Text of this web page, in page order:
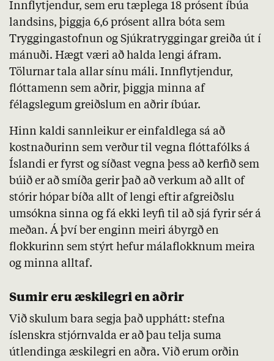
Innflytjendur, sem eru tæplega 18 prósent íbúa
landsins, þiggja 6,6 prósent allra bóta sem
Tryggingastofnun og Sjúkratryggingar greiða út í
mánuði. Hægt væri að halda lengi áfram.
Tölurnar tala allar sínu máli. Innflytjendur,
flóttamenn sem aðrir, þiggja minna af
félagslegum greiðslum en aðrir íbúar.
Hinn kaldi sannleikur er einfaldlega sá að
kostnaðurinn sem verður til vegna flóttafólks á
Íslandi er fyrst og síðast vegna þess að kerfið sem
búið er að smíða gerir það að verkum að allt of
stórir hópar bíða allt of lengi eftir afgreiðslu
umsókna sinna og fá ekki leyfi til að sjá fyrir sér á
meðan. Á því ber enginn meiri ábyrgð en
flokkurinn sem stýrt hefur málaflokknum meira
og minna alltaf.
Sumir eru æskilegri en aðrir
Við skulum bara segja það upphátt: stefna
íslenskra stjórnvalda er að þau telja suma
útlendinga æskilegri en aðra. Við erum orðin